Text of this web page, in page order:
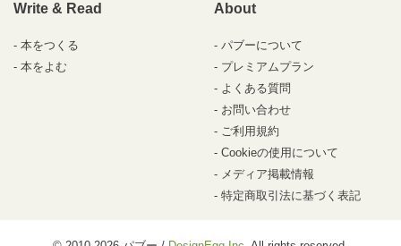
Write & Read
本をつくる
本をよむ
About
パブーについて
プレミアムプラン
よくある質問
お問い合わせ
ご利用規約
Cookieの使用について
メディア掲載情報
特定商取引法に基づく表記